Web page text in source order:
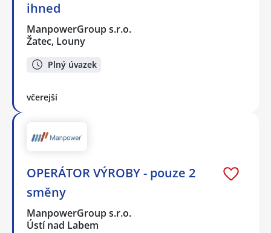
ihned
ManpowerGroup s.r.o.
Žatec, Louny
Plný úvazek
včerejší
OPERÁTOR VÝROBY - pouze 2
směny
ManpowerGroup s.r.o.
Ústí nad Labem